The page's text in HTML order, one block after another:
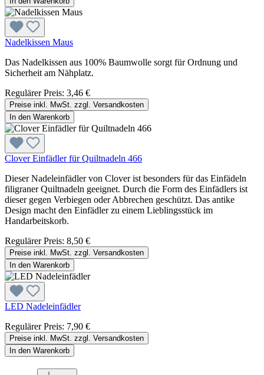
Nadelkissen Maus
Das Nadelkissen aus 100% Baumwolle sorgt für Ordnung und
Sicherheit am Nähplatz.
Regulärer Preis: 3,46 €
Preise inkl. MwSt. zzgl. Versandkosten
In den Warenkorb
Clover Einfädler für Quiltnadeln 466
Dieser Nadeleinfädler von Clover ist besonders für das Einfädeln
filigraner Quiltnadeln geeignet. Durch die Form des Einfädlers ist
dieser gegen Verbiegen oder Abbrechen geschützt. Das antike
Design macht den Einfädler zu einem Lieblingsstück im
Handarbeitskorb.
Regulärer Preis: 8,50 €
Preise inkl. MwSt. zzgl. Versandkosten
In den Warenkorb
LED Nadeleinfädler
Regulärer Preis: 7,90 €
Preise inkl. MwSt. zzgl. Versandkosten
In den Warenkorb